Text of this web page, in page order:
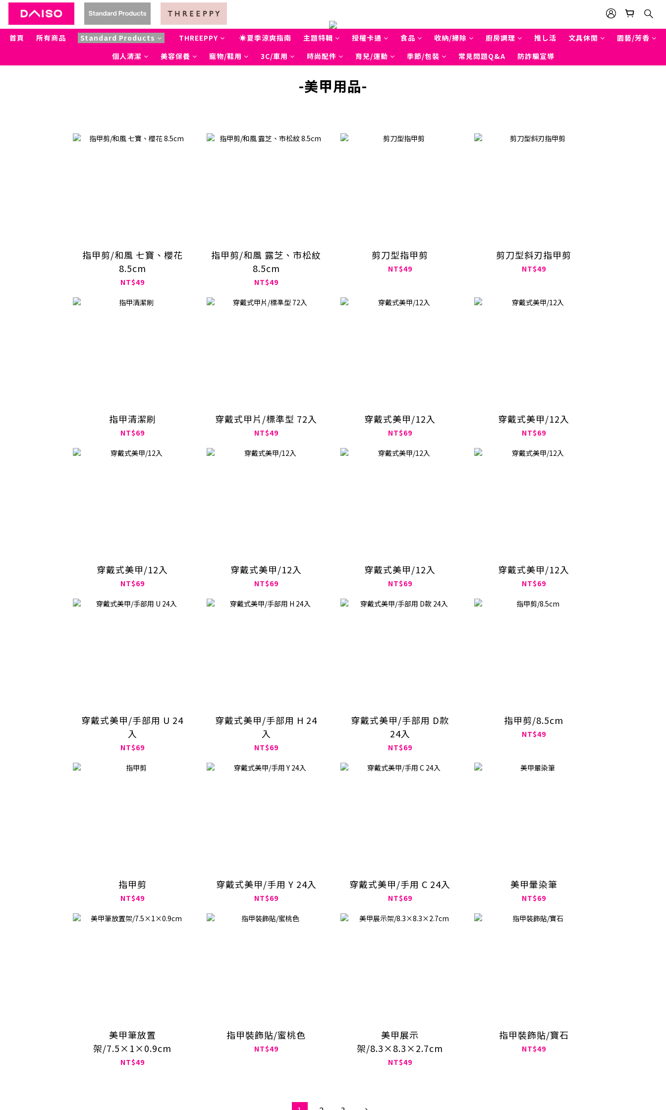
首頁 所有商品 Standard Products THREEPPY ☀夏季涼爽指南 主題特輯 授權卡通 食品 收納/掃除 廚房調理 推し活 文具休閒
園藝/芳香
個人清潔
美容保養 寵物/鞋用 3C/車用 時尚配件 育兒/運動 季節/包裝 常見問題Q&A 防詐騙宣導
-美甲用品-
指甲剪/和風 七寶、櫻花
8.5cm
NT$49
指甲剪/和風 露芝、市松紋
8.5cm
NT$49
剪刀型指甲剪
NT$49
剪刀型斜刃指甲剪
NT$49
指甲清潔刷
NT$69
穿戴式甲片/標準型 72入
NT$49
穿戴式美甲/12入
NT$69
穿戴式美甲/12入
NT$69
穿戴式美甲/12入
NT$69
穿戴式美甲/12入
NT$69
穿戴式美甲/12入
NT$69
穿戴式美甲/12入
NT$69
穿戴式美甲/手部用 U 24
入
NT$69
穿戴式美甲/手部用 H 24
入
NT$69
穿戴式美甲/手部用 D款
24入
NT$69
指甲剪/8.5cm
NT$49
指甲剪
NT$49
穿戴式美甲/手用 Y 24入
NT$69
穿戴式美甲/手用 C 24入
NT$69
美甲暈染筆
NT$69
美甲筆放置
架/7.5×1×0.9cm
NT$49
指甲裝飾貼/蜜桃色
NT$49
美甲展示
架/8.3×8.3×2.7cm
NT$49
指甲裝飾貼/寶石
NT$49